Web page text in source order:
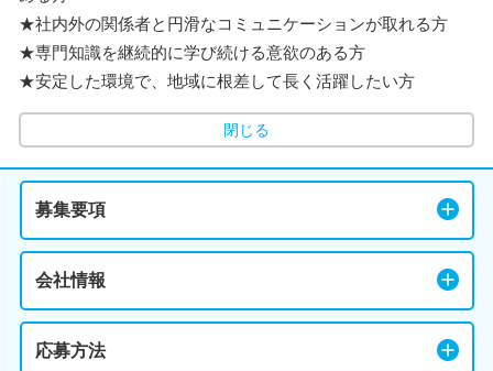
★社内外の関係者と円滑なコミュニケーションが取れる方
★専門知識を継続的に学び続ける意欲のある方
★安定した環境で、地域に根差して長く活躍したい方
閉じる
募集要項
会社情報
応募方法